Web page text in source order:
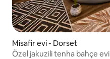
Misafir evi - Dorset
Özel jakuzili tenha bahçe evi